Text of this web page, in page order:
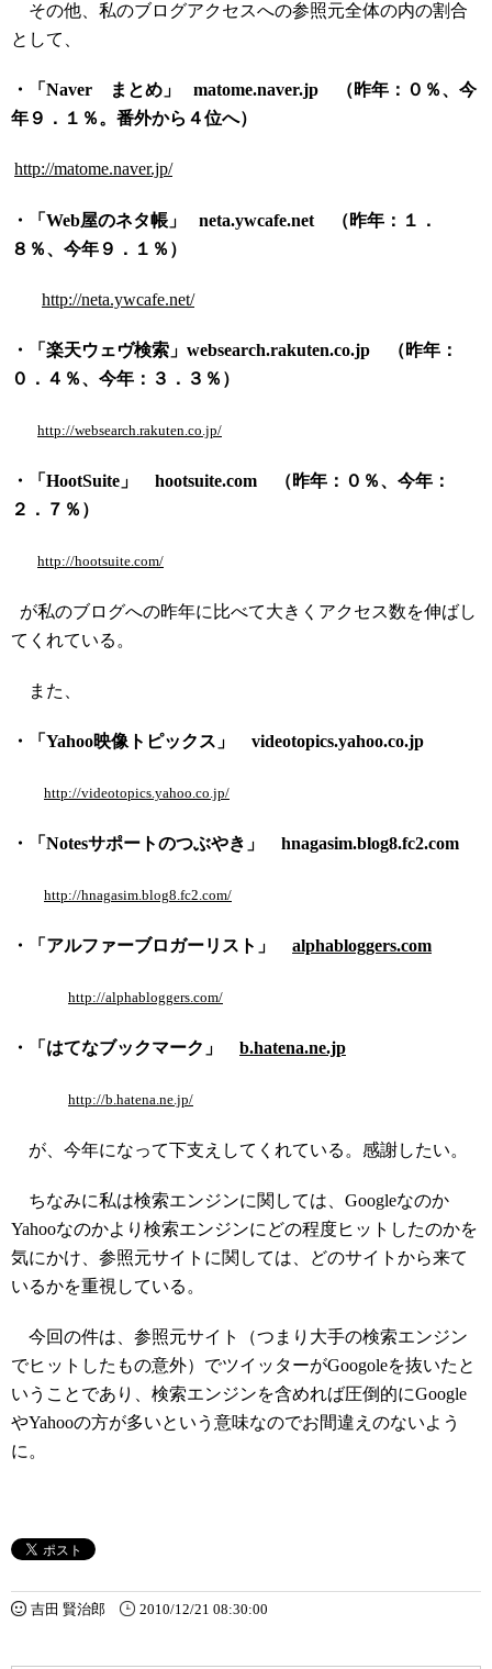
その他、私のブログアクセスへの参照元全体の内の割合
として、
・「Naver まとめ」 matome.naver.jp （昨年：０％、今
年９．１％。番外から４位へ）
http://matome.naver.jp/
・「Web屋のネタ帳」 neta.ywcafe.net （昨年：１．
８％、今年９．１％）
http://neta.ywcafe.net/
・「楽天ウェヴ検索」websearch.rakuten.co.jp （昨年：
０．４％、今年：３．３％）
http://websearch.rakuten.co.jp/
・「HootSuite」 hootsuite.com （昨年：０％、今年：
２．７％）
http://hootsuite.com/
が私のブログへの昨年に比べて大きくアクセス数を伸ばし
てくれている。
また、
・「Yahoo映像トピックス」 videotopics.yahoo.co.jp
http://videotopics.yahoo.co.jp/
・「Notesサポートのつぶやき」 hnagasim.blog8.fc2.com
http://hnagasim.blog8.fc2.com/
・「アルファーブロガーリスト」 alphabloggers.com
http://alphabloggers.com/
・「はてなブックマーク」 b.hatena.ne.jp
http://b.hatena.ne.jp/
が、今年になって下支えしてくれている。感謝したい。
ちなみに私は検索エンジンに関しては、Googleなのか
Yahooなのかより検索エンジンにどの程度ヒットしたのかを
気にかけ、参照元サイトに関しては、どのサイトから来て
いるかを重視している。
今回の件は、参照元サイト（つまり大手の検索エンジン
でヒットしたもの意外）でツイッターがGoogoleを抜いたと
いうことであり、検索エンジンを含めれば圧倒的にGoogle
やYahooの方が多いという意味なのでお間違えのないよう
に。
吉田 賢治郎 2010/12/21 08:30:00